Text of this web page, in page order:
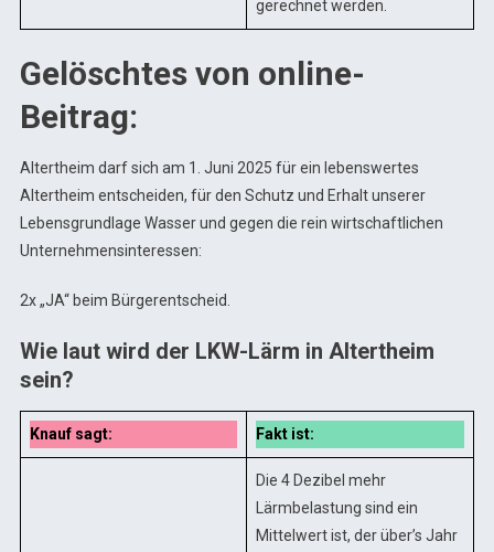
gerechnet werden.
Gelöschtes von online-
Beitrag:
Altertheim darf sich am 1. Juni 2025 für ein lebenswertes
Altertheim entscheiden, für den Schutz und Erhalt unserer
Lebensgrundlage Wasser und gegen die rein wirtschaftlichen
Unternehmensinteressen:
2x „JA“ beim Bürgerentscheid.
Wie laut wird der LKW-Lärm in Altertheim
sein?
Knauf sagt: Fakt ist:
Die 4 Dezibel mehr
Lärmbelastung sind ein
Mittelwert ist, der über’s Jahr